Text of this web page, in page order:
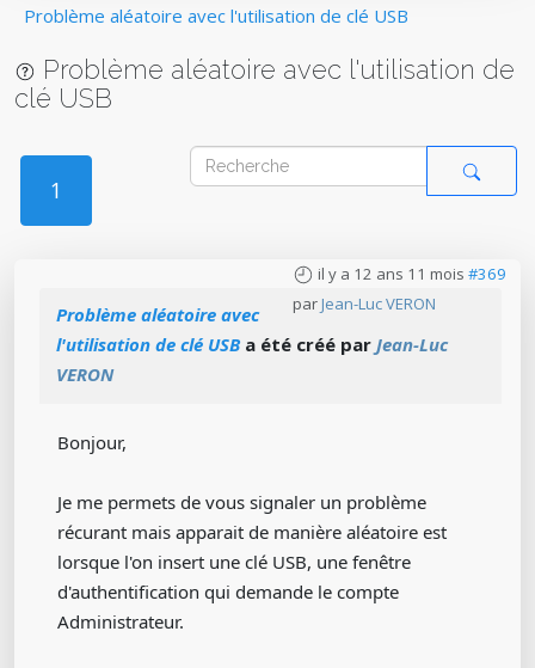
Problème aléatoire avec l'utilisation de clé USB
Problème aléatoire avec l'utilisation de
clé USB
1
il y a 12 ans 11 mois #369
par Jean-Luc VERON
Problème aléatoire avec
l'utilisation de clé USBa été créé par Jean-Luc
VERON
Bonjour,
Je me permets de vous signaler un problème
récurant mais apparait de manière aléatoire est
lorsque l'on insert une clé USB, une fenêtre
d'authentification qui demande le compte
Administrateur.